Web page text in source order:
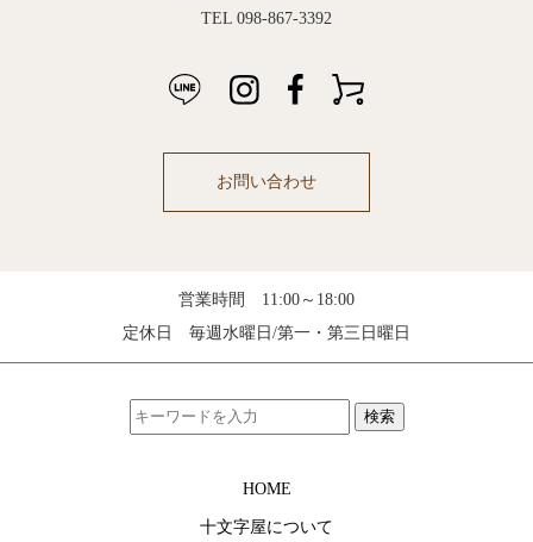
TEL 098-867-3392
お問い合わせ
営業時間 11:00～18:00
定休日 毎週水曜日/第一・第三日曜日
検索
HOME
十文字屋について